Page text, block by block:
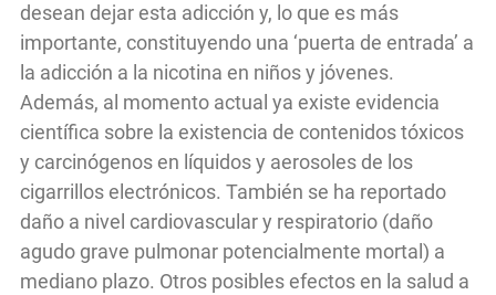
desean dejar esta adicción y, lo que es más
importante, constituyendo una ‘puerta de entrada’ a
la adicción a la nicotina en niños y jóvenes.
Además, al momento actual ya existe evidencia
científica sobre la existencia de contenidos tóxicos
y carcinógenos en líquidos y aerosoles de los
cigarrillos electrónicos. También se ha reportado
daño a nivel cardiovascular y respiratorio (daño
agudo grave pulmonar potencialmente mortal) a
mediano plazo. Otros posibles efectos en la salud a